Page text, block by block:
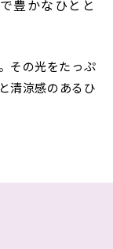
豊かなひとと
その光をたっぷ
清涼感のあるひ